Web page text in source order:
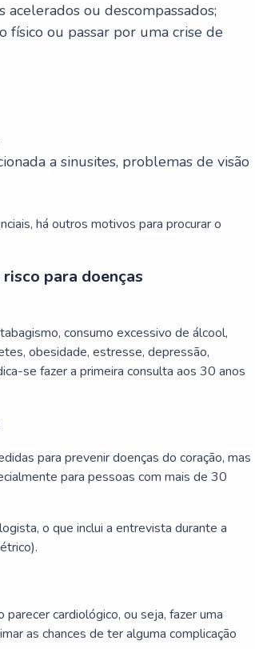
acelerados ou descompassados;
físico ou passar por uma crise de
a sinusites, problemas de visão
há outros motivos para procurar o
para doenças
consumo excessivo de álcool,
obesidade, estresse, depressão,
se fazer a primeira consulta aos 30 anos
para prevenir doenças do coração, mas
para pessoas com mais de 30
o que inclui a entrevista durante a
cardiológico, ou seja, fazer uma
as chances de ter alguma complicação